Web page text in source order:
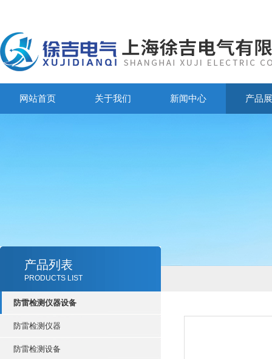
网站首页 关于我们 新闻中心 产品
产品列表
PRODUCTS LIST
防雷检测仪器设备
防雷检测仪器
防雷检测设备